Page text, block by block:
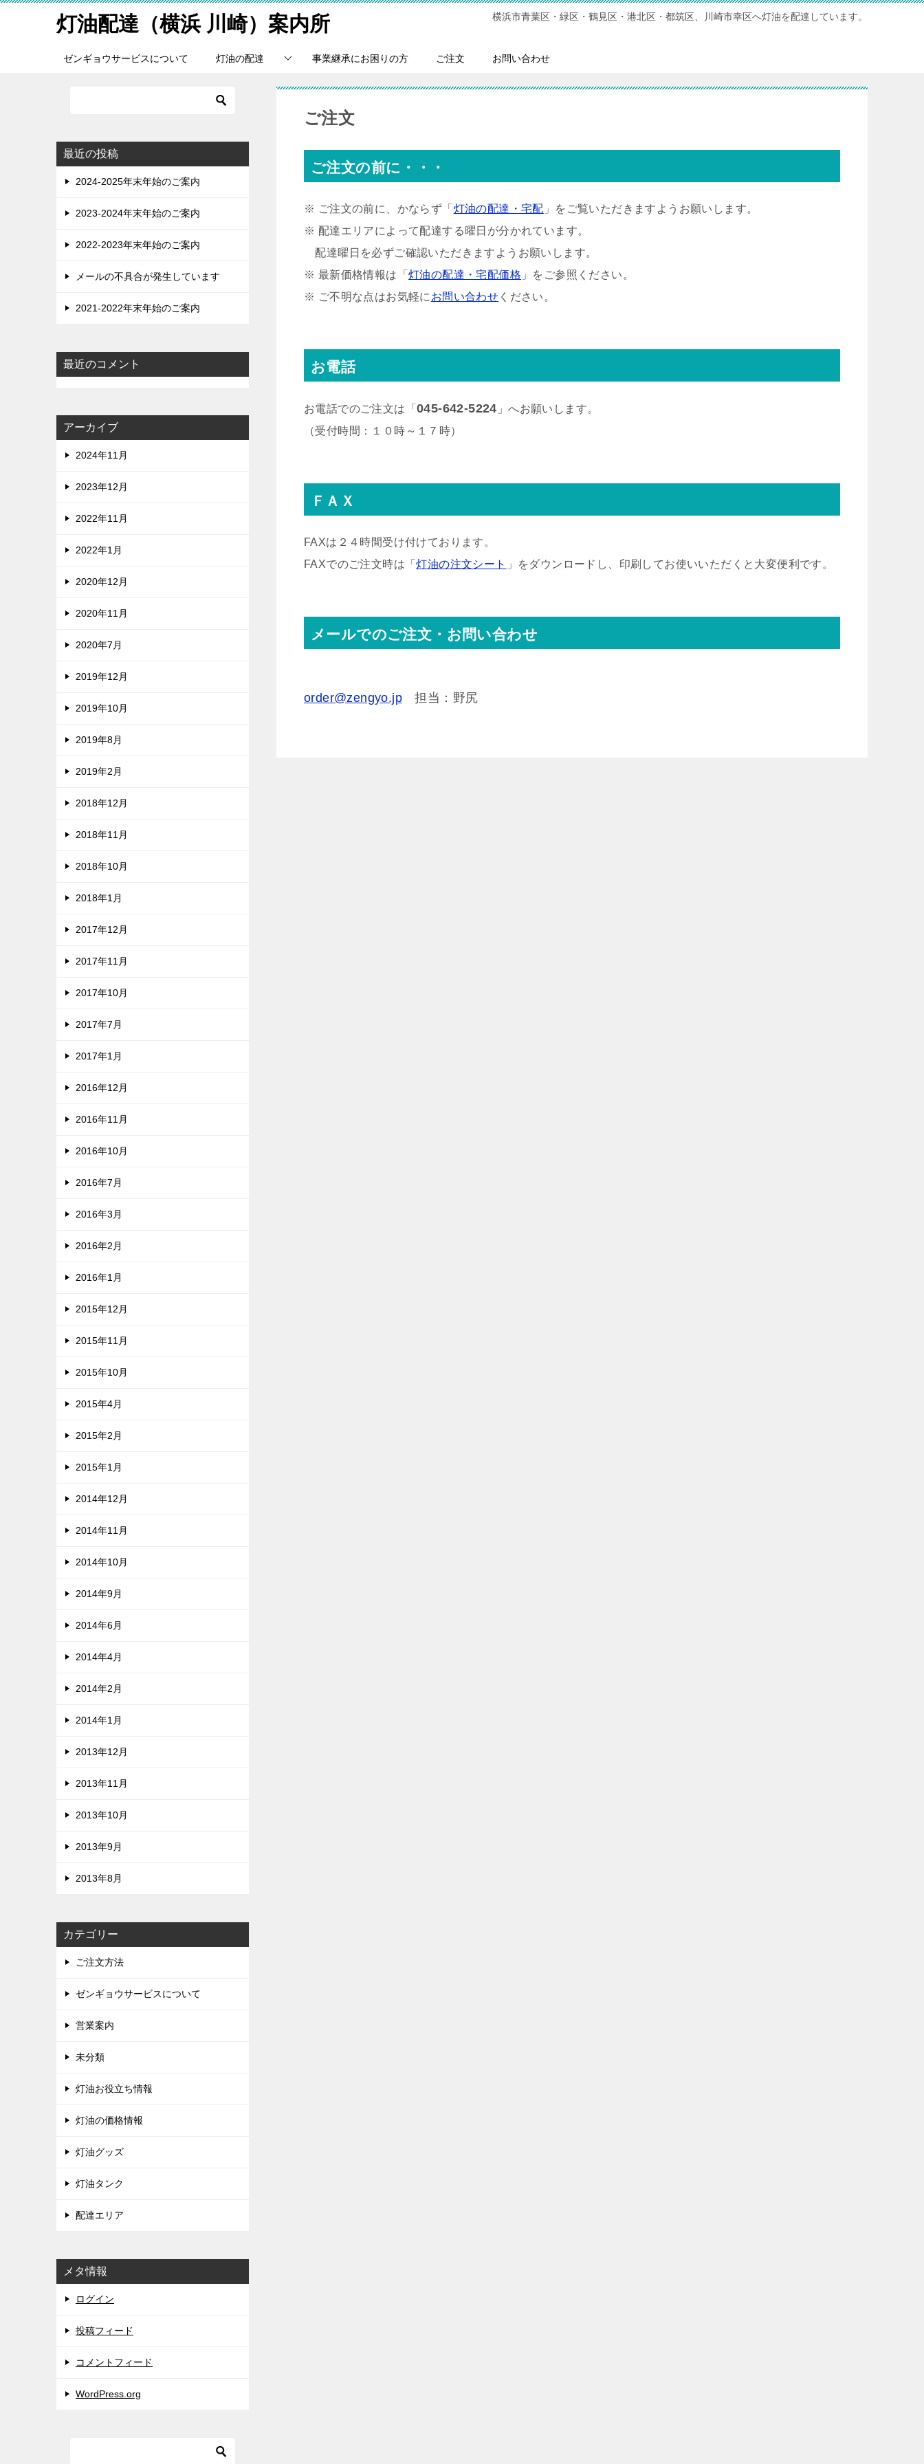
灯油配達（横浜 川崎）案内所 横浜市青葉区・緑区・鶴見区・港北区・都筑区、川崎市幸区へ灯油を配達しています。
ゼンギョウサービスについて 灯油の配達 事業継承にお困りの方 ご注文 お問い合わせ
ご注文
ご注文の前に・・・
※ ご注文の前に、かならず「 灯油の配達・宅配 」をご覧いただきますようお願いします。
※ 配達エリアによって配達する曜日が分かれています。
配達曜日を必ずご確認いただきますようお願いします。
※ 最新価格情報は「 灯油の配達・宅配価格 」をご参照ください。
※ ご不明な点はお気軽に お問い合わせ ください。
お電話
お電話でのご注文は「 045-642-5224 」へお願いします。
（受付時間：１０時～１７時）
ＦＡＸ
FAXは２４時間受け付けております。
FAXでのご注文時は「灯油の注文シート 」をダウンロードし、印刷してお使いいただくと大変便利です。
メールでのご注文・お問い合わせ
order@zengyo.jp 担当：野尻
最近の投稿
2024-2025年末年始のご案内
2023-2024年末年始のご案内
2022-2023年末年始のご案内
メールの不具合が発生しています
2021-2022年末年始のご案内
最近のコメント
アーカイブ
2024年11月
2023年12月
2022年11月
2022年1月
2020年12月
2020年11月
2020年7月
2019年12月
2019年10月
2019年8月
2019年2月
2018年12月
2018年11月
2018年10月
2018年1月
2017年12月
2017年11月
2017年10月
2017年7月
2017年1月
2016年12月
2016年11月
2016年10月
2016年7月
2016年3月
2016年2月
2016年1月
2015年12月
2015年11月
2015年10月
2015年4月
2015年2月
2015年1月
2014年12月
2014年11月
2014年10月
2014年9月
2014年6月
2014年4月
2014年2月
2014年1月
2013年12月
2013年11月
2013年10月
2013年9月
2013年8月
カテゴリー
ご注文方法
ゼンギョウサービスについて
営業案内
未分類
灯油お役立ち情報
灯油の価格情報
灯油グッズ
灯油タンク
配達エリア
メタ情報
ログイン
投稿フィード
コメントフィード
WordPress.org